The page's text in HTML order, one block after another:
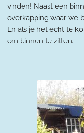
vinden! Naast een
overkapping waar we
En als je het echt te
om binnen te zitten.